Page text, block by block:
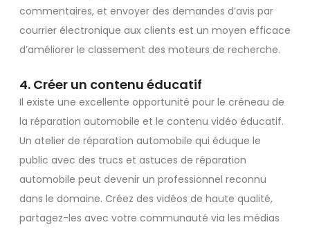
commentaires, et envoyer des demandes d’avis par
courrier électronique aux clients est un moyen efficace
d’améliorer le classement des moteurs de recherche.
4. Créer un contenu éducatif
Il existe une excellente opportunité pour le créneau de
la réparation automobile et le contenu vidéo éducatif.
Un atelier de réparation automobile qui éduque le
public avec des trucs et astuces de réparation
automobile peut devenir un professionnel reconnu
dans le domaine. Créez des vidéos de haute qualité,
partagez-les avec votre communauté via les médias